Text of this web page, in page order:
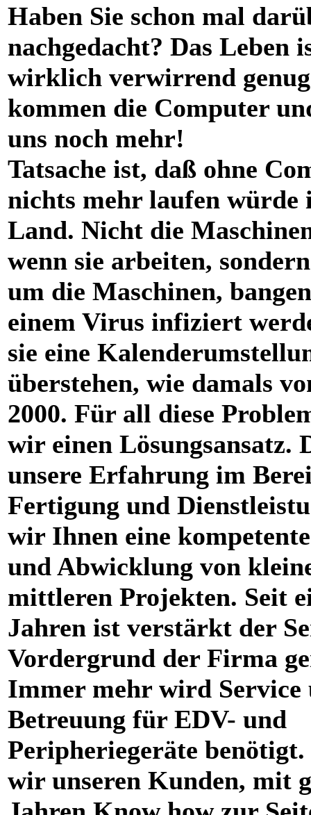
Haben Sie schon mal
nachgedacht? Das Leben
wirklich verwirrend
kommen die Computer
uns noch mehr!
Tatsache ist, daß ohne
nichts mehr laufen würde
Land. Nicht die
wenn sie arbeiten,
um die Maschinen,
einem Virus infiziert
sie eine
überstehen, wie damals
2000. Für all diese
wir einen Lösungsansatz.
unsere Erfahrung im
Fertigung und
wir Ihnen eine
und Abwicklung von
mittleren Projekten. Seit
Jahren ist verstärkt der
Vordergrund der Firma
Immer mehr wird Service
Betreuung für EDV- und
Peripheriegeräte
wir unseren Kunden, mit